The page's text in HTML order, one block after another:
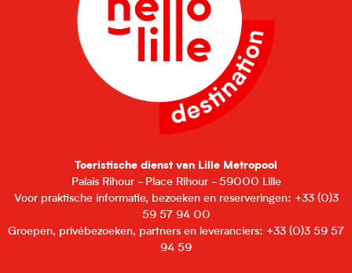
Toeristische dienst van Lille Metropool
Palais Rihour - Place Rihour - 59000 Lille
Voor praktische informatie, bezoeken en reserveringen: +33 (0)3
59 57 94 00
Groepen, privébezoeken, partners en leveranciers: +33 (0)3 59 57
94 59